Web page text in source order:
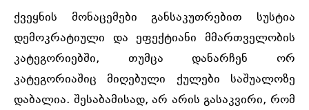
ქვეყნის მონაცემები განსაკუთრებით სუსტია
დემოკრატიული და ეფექტიანი მმართველობის
კატეგორიებში, თუმცა დანარჩენ ორ
კატეგორიაშიც მიღებული ქულები საშუალოზე
დაბალია. შესაბამისად, არ არის გასაკვირი, რომ